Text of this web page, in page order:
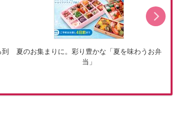
到
夏のお集まりに。彩り豊かな「夏を味わうお弁
当」